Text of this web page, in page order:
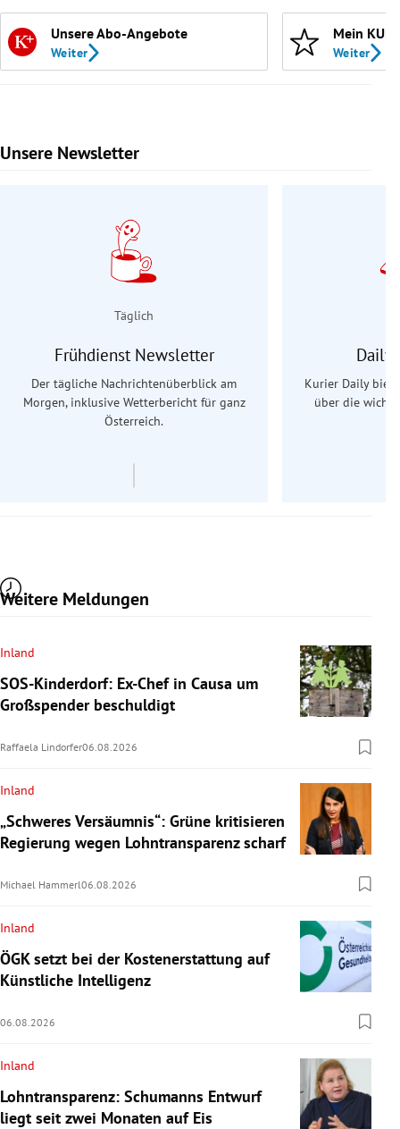
Unsere Abo-Angebote
Weiter
Mein
Weiter
Unsere Newsletter
Slide 1 von 9
Täglich
Frühdienst Newsletter
Der tägliche Nachrichtenüberblick am
Morgen, inklusive Wetterbericht für ganz
Österreich.
Daily
Kurier Daily
über die
Weitere Meldungen
Inland
SOS-Kinderdorf: Ex-Chef in Causa um
Großspender beschuldigt
Raffaela Lindorfer06.08.2026
Inland
„Schweres Versäumnis“: Grüne kritisieren
Regierung wegen Lohntransparenz scharf
Michael Hammerl06.08.2026
Inland
ÖGK setzt bei der Kostenerstattung auf
Künstliche Intelligenz
06.08.2026
Inland
Lohntransparenz: Schumanns Entwurf
liegt seit zwei Monaten auf Eis